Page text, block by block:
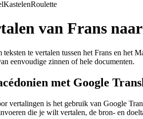
KastelenRoulette
van Frans
te vertalen tussen het Frans en het
eenvoudige zinnen of hele documenten.
met Google
vertalingen is het gebruik van Google
die je wilt vertalen, de bron- en